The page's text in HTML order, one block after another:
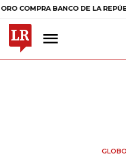
BANCO DE LA REPÚBLICA $